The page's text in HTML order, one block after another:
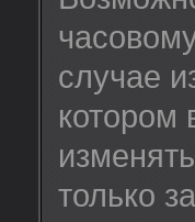
случае
котором
только